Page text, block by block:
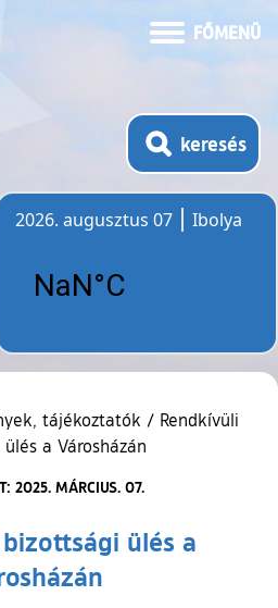
FŐMENÜ
keresés
2026. augusztus 07
Ibolya
tájékoztatók / Rendkívüli
a Városházán
2025. MÁRCIUS. 07.
ülés a